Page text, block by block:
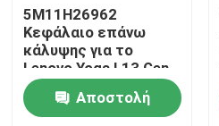
Γύρος εργοστασίων
Ποιοτικός έλεγχος
5M11H26962
Κεφάλαιο επάνω
κάλυψης για το
Lenovo Yoga L13 Gen
3
Αποστολή